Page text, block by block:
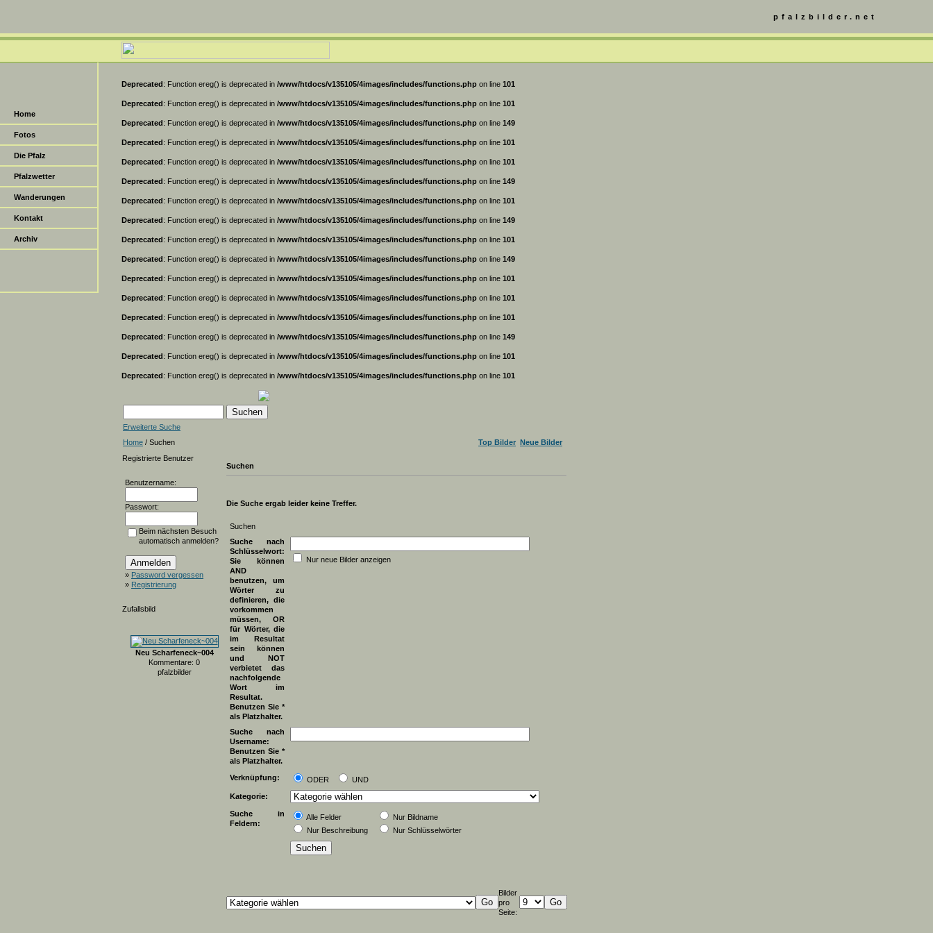
Home
Fotos
Die Pfalz
Pfalzwetter
Wanderungen
Kontakt
Archiv
pfalzbilder.net
Deprecated: Function ereg() is deprecated in /www/htdocs/v135105/4images/includes/functions.php on line 101
Deprecated: Function ereg() is deprecated in /www/htdocs/v135105/4images/includes/functions.php on line 101
Deprecated: Function ereg() is deprecated in /www/htdocs/v135105/4images/includes/functions.php on line 149
Deprecated: Function ereg() is deprecated in /www/htdocs/v135105/4images/includes/functions.php on line 101
Deprecated: Function ereg() is deprecated in /www/htdocs/v135105/4images/includes/functions.php on line 101
Deprecated: Function ereg() is deprecated in /www/htdocs/v135105/4images/includes/functions.php on line 149
Deprecated: Function ereg() is deprecated in /www/htdocs/v135105/4images/includes/functions.php on line 101
Deprecated: Function ereg() is deprecated in /www/htdocs/v135105/4images/includes/functions.php on line 149
Deprecated: Function ereg() is deprecated in /www/htdocs/v135105/4images/includes/functions.php on line 101
Deprecated: Function ereg() is deprecated in /www/htdocs/v135105/4images/includes/functions.php on line 149
Deprecated: Function ereg() is deprecated in /www/htdocs/v135105/4images/includes/functions.php on line 101
Deprecated: Function ereg() is deprecated in /www/htdocs/v135105/4images/includes/functions.php on line 101
Deprecated: Function ereg() is deprecated in /www/htdocs/v135105/4images/includes/functions.php on line 101
Deprecated: Function ereg() is deprecated in /www/htdocs/v135105/4images/includes/functions.php on line 149
Deprecated: Function ereg() is deprecated in /www/htdocs/v135105/4images/includes/functions.php on line 101
Deprecated: Function ereg() is deprecated in /www/htdocs/v135105/4images/includes/functions.php on line 101
Erweiterte Suche
Home / Suchen Top Bilder Neue Bilder
Registrierte Benutzer
Benutzername:
Passwort:
Beim nächsten Besuch
automatisch anmelden?
» Password vergessen
» Registrierung
Zufallsbild
Neu Scharfeneck~004
Kommentare: 0
pfalzbilder
Suchen
Die Suche ergab leider keine Treffer.
Suchen
Suche nach
Schlüsselwort:
Sie können
AND
benutzen, um
Wörter zu
definieren, die
vorkommen
müssen, OR
für Wörter, die
im Resultat
sein können
und NOT
verbietet das
nachfolgende
Wort im
Resultat.
Benutzen Sie *
als Platzhalter.
Nur neue Bilder anzeigen
Suche nach
Username:
Benutzen Sie *
als Platzhalter.
Verknüpfung:
ODER
UND
Kategorie:
Suche in
Feldern:
Alle Felder
Nur Bildname
Nur Beschreibung
Nur Schlüsselwörter
Bilder
pro
Seite: